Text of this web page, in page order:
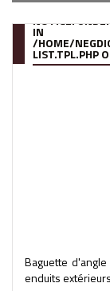
NOTICE:
IN
/HOME/
LIST.TPL.PHP
Baguette
enduits